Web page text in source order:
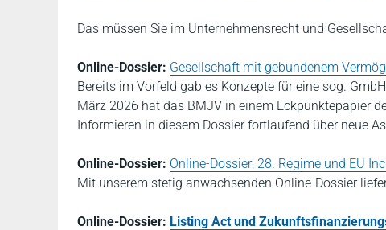
Das müssen Sie im Unternehmensrecht und
Online-Dossier: Gesellschaft mit gebundenem
Bereits im Vorfeld gab es Konzepte für eine sog.
März 2026 hat das BMJV in einem Eckpunktepapier
Informieren in diesem Dossier fortlaufend über neue
Online-Dossier: Online-Dossier: 28. Regime und EU Inc.
Mit unserem stetig anwachsenden Online-Dossier
Online-Dossier: Listing Act und